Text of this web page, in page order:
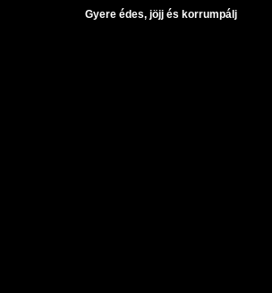
Gyere édes, jöjj és korrumpálj